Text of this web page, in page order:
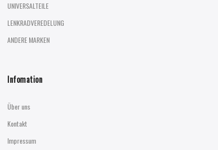
UNIVERSALTEILE
LENKRADVEREDELUNG
ANDERE MARKEN
Infomation
Über uns
Kontakt
Impressum